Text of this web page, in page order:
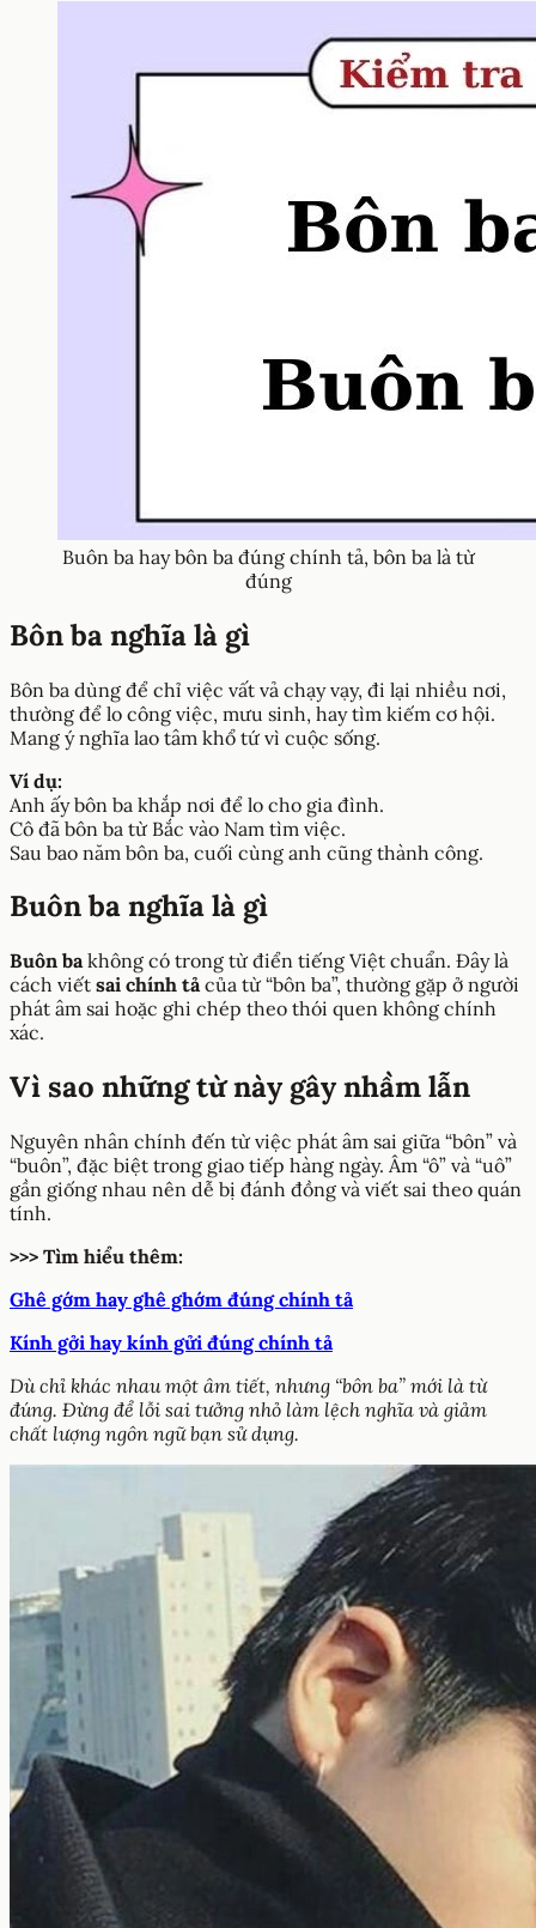
Buôn ba hay bôn ba đúng chính tả, bôn ba là từ
đúng
Bôn ba nghĩa là gì
Bôn ba dùng để chỉ việc vất vả chạy vạy, đi lại nhiều nơi,
thường để lo công việc, mưu sinh, hay tìm kiếm cơ hội.
Mang ý nghĩa lao tâm khổ tứ vì cuộc sống.
Ví dụ:
Anh ấy bôn ba khắp nơi để lo cho gia đình.
Cô đã bôn ba từ Bắc vào Nam tìm việc.
Sau bao năm bôn ba, cuối cùng anh cũng thành công.
Buôn ba nghĩa là gì
Buôn bakhông có trong từ điển tiếng Việt chuẩn. Đây là
cách viết sai chính tảcủa từ “bôn ba”, thường gặp ở người
phát âm sai hoặc ghi chép theo thói quen không chính
xác.
Vì sao những từ này gây nhầm lẫn
Nguyên nhân chính đến từ việc phát âm sai giữa “bôn” và
“buôn”, đặc biệt trong giao tiếp hàng ngày. Âm “ô” và “uô”
gần giống nhau nên dễ bị đánh đồng và viết sai theo quán
tính.
>>> Tìm hiểu thêm:
Ghê gớm hay ghê ghớm đúng chính tả
Kính gởi hay kính gửi đúng chính tả
Dù chỉ khác nhau một âm tiết, nhưng “bôn ba” mới là từ
đúng. Đừng để lỗi sai tưởng nhỏ làm lệch nghĩa và giảm
chất lượng ngôn ngữ bạn sử dụng.